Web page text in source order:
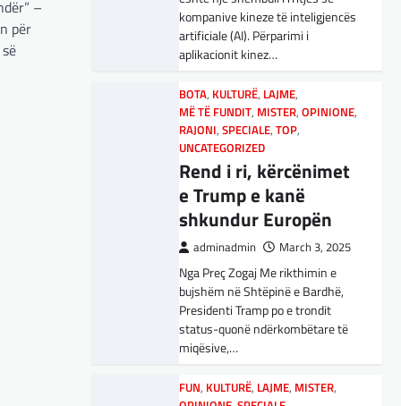
–
për
Aksionet e ofruesit francez të
satelitëve Eutelsat u trefishuan
në vlerë gjatë dy ditëve të fundit
mes shqetësimeve se qasja…
BOTA, LAJME,MË TË FUNDIT
OPINIONE,RAJONI,SPECIALE
Gjermani, ekspertët
sugjerojnë 400
miliardë euro për
mbrojtje
adminadmin March 4, 2025
Gjermania ndodhet aktualisht në
kulmin e përpjekjeve për krijimin e
qeverisë dhe koha nuk pret.
CDU/CSU dhe SPD po
vazhdojnë…
BOTA,LAJME,MISTER RAJONI,
SPECIALE
kompanive kineze të inteligjencës
artificiale (AI). Përparimi i
aplikacionit kinez…
BOTA, KULTURË, LAJME,
MË TË FUNDIT, MISTER,OPINIONE,
RAJONI,SPECIALE,TOP,
UNCATEGORIZED
Rend i ri, kërcënimet
e Trump e kanë
shkundur Europën
adminadmin March 3, 2025
Nga Preç Zogaj Me rikthimin e
bujshëm në Shtëpinë e Bardhë,
Presidenti Tramp po e trondit
status-quonë ndërkombëtare të
miqësive,…
FUN, KULTURË, LAJME, MISTER,
Maqedonisë së Veriut…
LAJME,SPORT
Ja Kush E Bindi
Presidentin E
Vllaznisë Për Të
Marrë Qatip Osmanin
adminadmin
February 20,
2024
Skuadra e njohur shqiptare e
Vllaznisë nga Shkodra, me 30
tetor në postin e trajnerit
zyrtarizoi strategun tetovar, Qatip
Osmani.…
SPORT
Goli i Leipzigut ishte i
rregullt!